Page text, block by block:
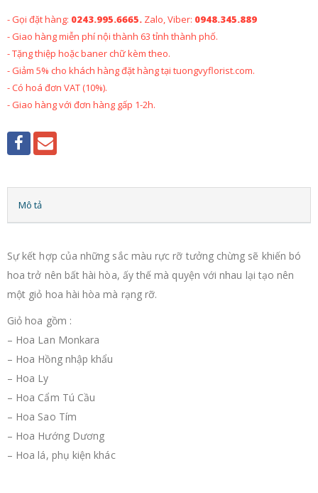
- Gọi đặt hàng: 0243.995.6665. Zalo, Viber: 0948.345.889
- Giao hàng miễn phí nội thành 63 tỉnh thành phố.
- Tặng thiệp hoặc baner chữ kèm theo.
- Giảm 5% cho khách hàng đặt hàng tại tuongvyflorist.com.
- Có hoá đơn VAT (10%).
- Giao hàng với đơn hàng gấp 1-2h.
Mô tả
Sự kết hợp của những sắc màu rực rỡ tưởng chừng sẽ khiến bó
hoa trở nên bất hài hòa, ấy thế mà quyện với nhau lại tạo nên
một giỏ hoa hài hòa mà rạng rỡ.
Giỏ hoa gồm :
– Hoa Lan Monkara
– Hoa Hồng nhập khẩu
– Hoa Ly
– Hoa Cẩm Tú Cầu
– Hoa Sao Tím
– Hoa Hướng Dương
– Hoa lá, phụ kiện khác